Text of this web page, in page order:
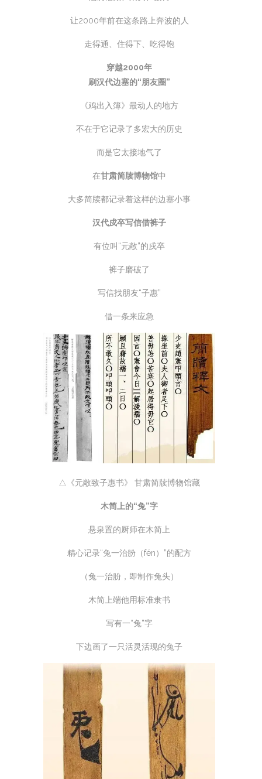
让2000年前在这条路上奔波的人
走得通、住得下、吃得饱
穿越2000年
刷汉代边塞的“朋友圈”
《鸡出入簿》最动人的地方
不在于它记录了多宏大的历史
而是它太接地气了
在甘肃简牍博物馆中
大多简牍都记录着这样的边塞小事
汉代戍卒写信借裤子
有位叫“元敞”的戍卒
裤子磨破了
写信找朋友“子惠”
借一条来应急
△《元敞致子惠书》 甘肃简牍博物馆藏
木简上的“兔”字
悬泉置的厨师在木简上
精心记录“兔一治朌（fén）”的配方
（兔一治朌，即制作兔头）
木简上端他用标准隶书
写有一“兔”字
下边画了一只活灵活现的兔子